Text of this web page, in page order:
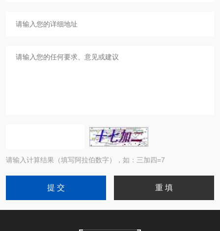
请输入计算结果（填写阿拉伯数字），如：三加四=7